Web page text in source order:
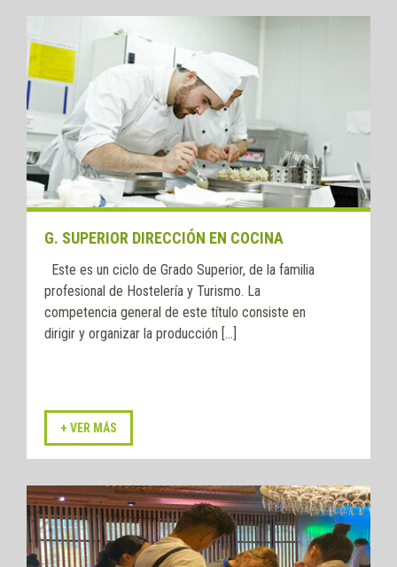
G. SUPERIOR DIRECCIÓN EN COCINA
Este es un ciclo de Grado Superior, de la familia
profesional de Hostelería y Turismo. La
competencia general de este título consiste en
dirigir y organizar la producción [...]